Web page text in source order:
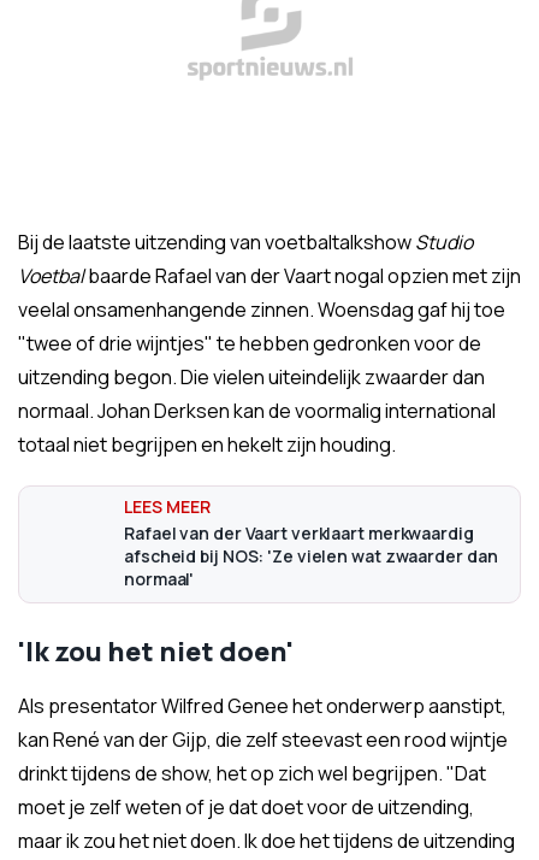
Bij de laatste uitzending van voetbaltalkshowStudio
Voetbalbaarde Rafael van der Vaart nogal opzien met zijn
veelal onsamenhangende zinnen. Woensdag gaf hij toe
"twee of drie wijntjes" te hebben gedronken voor de
uitzending begon. Die vielen uiteindelijk zwaarder dan
normaal. Johan Derksen kan de voormalig international
totaal niet begrijpen en hekelt zijn houding.
Rafael van der Vaart verklaart merkwaardig
afscheid bij NOS: 'Ze vielen wat zwaarder dan
normaal'
'Ik zou het niet doen'
Als presentator Wilfred Genee het onderwerp aanstipt,
kan René van der Gijp, die zelf steevast een rood wijntje
drinkt tijdens de show, het op zich wel begrijpen. "Dat
moet je zelf weten of je dat doet voor de uitzending,
maar ik zou het niet doen. Ik doe het tijdens de uitzending